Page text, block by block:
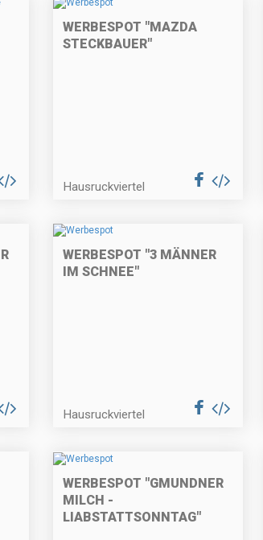
WERBESPOT "MAZDA
STECKBAUER"
Hausruckviertel
WERBESPOT "3 MÄNNER
IM SCHNEE"
Hausruckviertel
WERBESPOT "GMUNDNER
MILCH -
LIABSTATTSONNTAG"